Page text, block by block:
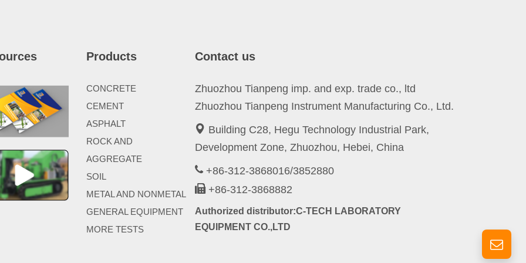
Products
CONCRETE
CEMENT
ASPHALT
ROCK AND
AGGREGATE
SOIL
METAL AND NONMETAL
GENERAL EQUIPMENT
MORE TESTS
Contact us
Zhuozhou Tianpeng imp. and exp. trade co., ltd
Zhuozhou Tianpeng Instrument Manufacturing Co., Ltd.
Building C28, Hegu Technology Industrial Park,
Development Zone, Zhuozhou, Hebei, China
+86-312-3868016/3852880
+86-312-3868882
Authorized distributor:C-TECH LABORATORY
EQUIPMENT CO.,LTD